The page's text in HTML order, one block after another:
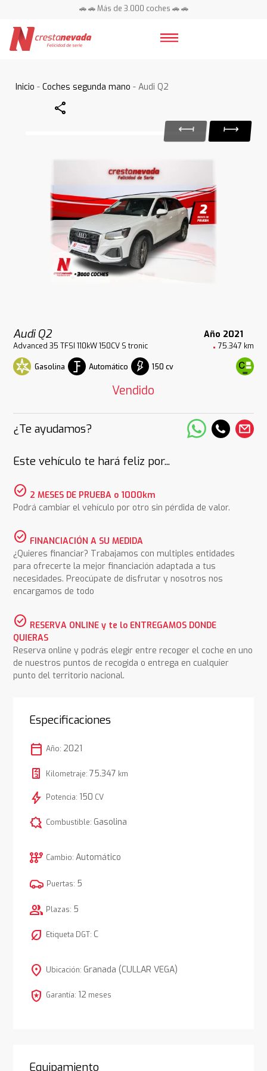
🚗 🚗 Más de 3.000 coches 🚗 🚗
Inicio -Coches segunda mano - Audi Q2
Share
Audi Q2 Año 2021
Advanced 35 TFSI 110kW 150CV S tronic 75.347 km
Gasolina Automático 150 cv
Vendido
¿Te ayudamos?
Este vehículo te hará feliz por...
check_circle 2 MESES DE PRUEBA o 1000km
Podrá cambiar el vehículo por otro sin pérdida de valor.
check_circle FINANCIACIÓN A SU MEDIDA
¿Quieres financiar? Trabajamos con multiples entidades
para ofrecerte la mejor financiación adaptada a tus
necesidades. Preocúpate de disfrutar y nosotros nos
encargamos de todo
check_circle RESERVA ONLINE y te lo ENTREGAMOS DONDE
QUIERAS
Reserva online y podrás elegir entre recoger el coche en uno
de nuestros puntos de recogida o entrega en cualquier
punto del territorio nacional.
Especificaciones
calendar_today Año: 2021
Kilometraje: 75.347 km
bolt Potencia: 150 CV
comic_bubble Combustible: Gasolina
auto_transmission Cambio: Automático
Puertas: 5
group Plazas: 5
nest_eco_leaf Etiqueta DGT: C
location_on Ubicación: Granada (CULLAR VEGA)
local_police Garantía: 12 meses
Equipamiento